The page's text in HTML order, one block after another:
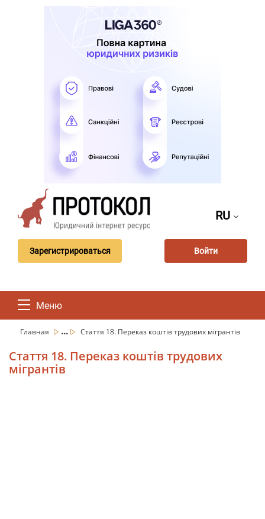
RU
Зарегистрироваться Войти
Меню
Главная ... Стаття 18. Переказ коштів трудових мігрантів
Стаття 18. Переказ коштів трудових
мігрантів